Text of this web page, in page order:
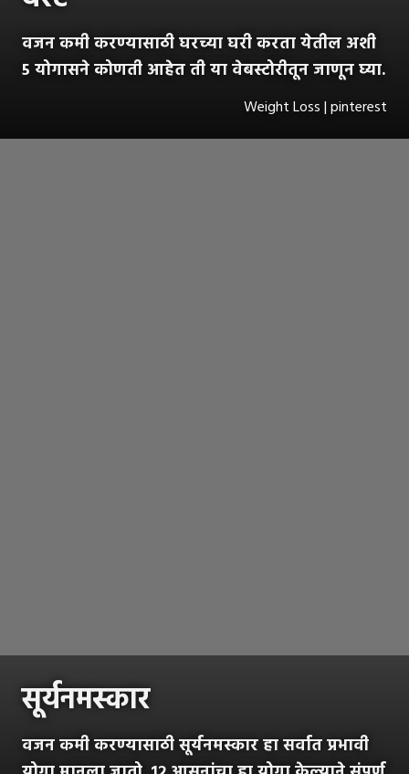
वजन कमी करण्यासाठी घरच्या घरी करता येतील अशी
5 योगासने कोणती आहेत ती या वेबस्टोरीतून जाणून घ्या.
Weight Loss | pinterest
सूर्यनमस्कार
वजन कमी करण्यासाठी सूर्यनमस्कार हा सर्वात प्रभावी